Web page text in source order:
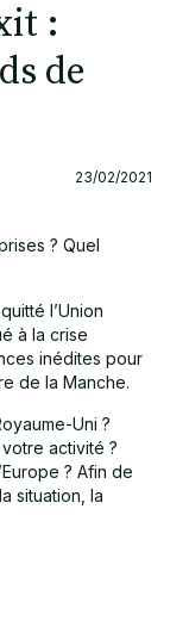
:
de
23/02/2021
? Quel
l’Union
à la crise
inédites pour
de la Manche.
Uni ?
activité ?
? Afin de
situation, la